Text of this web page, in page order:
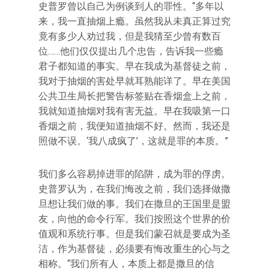
史普罗曾以自己为例谈到人的罪性。“多年以
来，我一直抽烟上瘾。虽然我从未真正算过究
竟有多少人劝过我，但是我猜至少曾有数百
位……他们仅仅提出几个忠告，告诉我一些瘾
君子都知道的事实。早在我成为基督徒之前，
我对于抽烟的害处早就耳熟能详了。早在美国
公共卫生局长把警告标签贴在香烟盒上之前，
我就知道抽烟对我有害无益。早在我吸第一口
香烟之前，我便知道抽烟不好。然而，我还是
照做不误。‘我八成疯了’，这就是罪的本质。”
我们多么容易掉进罪的陷阱，成为罪的俘虏。
史普罗认为，在我们悔改之前，我们选择做撒
旦想让我们做的事。我们在撒旦的王国里是盟
友，向他的命令行军。我们按照这个世界的价
值观和系统行事。但是我们蒙召就是要成为圣
洁，作为基督徒，必须要有悔改重生的心与之
相称。“我们所有人，本质上都是撒旦的信